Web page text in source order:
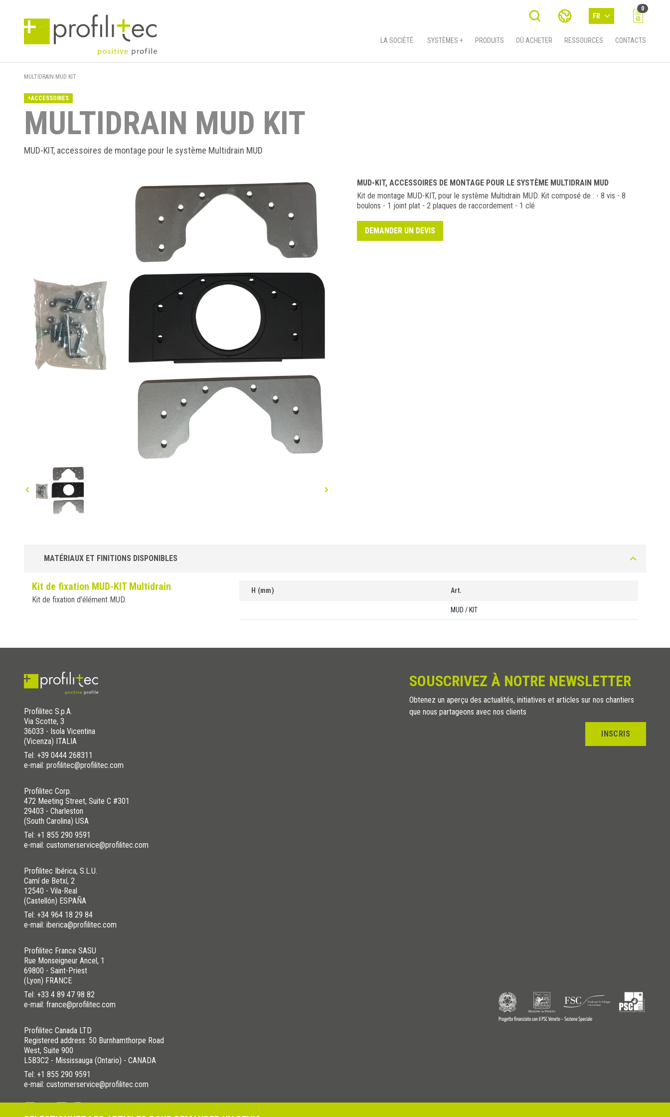
FR
0
LA SOCIÉTÉ SYSTÈMES + PRODUITS OÙ ACHETER RESSOURCES CONTACTS
MULTIDRAIN MUD KIT
+ACCESSOIRES
MULTIDRAIN MUD KIT
MUD-KIT, accessoires de montage pour le système Multidrain MUD
MUD-KIT, ACCESSOIRES DE MONTAGE POUR LE SYSTÈME MULTIDRAIN MUD
Kit de montage MUD-KIT, pour le système Multidrain MUD. Kit composé de : - 8 vis - 8
boulons - 1 joint plat - 2 plaques de raccordement - 1 clé
DEMANDER UN DEVIS
MATÉRIAUX ET FINITIONS DISPONIBLES
Kit de fixation MUD-KIT Multidrain
Kit de fixation d'élément MUD.
H (mm) Art.
MUD / KIT
Profilitec S.p.A.
Via Scotte, 3
36033 - Isola Vicentina
(Vicenza) ITALIA
Tel: +39 0444 268311
e-mail: profilitec@profilitec.com
Profilitec Corp.
472 Meeting Street, Suite C #301
29403 - Charleston
(South Carolina) USA
Tel: +1 855 290 9591
e-mail: customerservice@profilitec.com
Profilitec Ibérica, S.L.U.
Camí de Betxí, 2
12540 - Vila-Real
(Castellón) ESPAÑA
Tel: +34 964 18 29 84
e-mail: iberica@profilitec.com
Profilitec France SASU
Rue Monseigneur Ancel, 1
69800 - Saint-Priest
(Lyon) FRANCE
Tel: +33 4 89 47 98 82
e-mail: france@profilitec.com
Profilitec Canada LTD
Registered address: 50 Burnhamthorpe Road
West, Suite 900
L5B3C2 - Mississauga (Ontario) - CANADA
Tel: +1 855 290 9591
e-mail: customerservice@profilitec.com
SOUSCRIVEZ À NOTRE NEWSLETTER
Obtenez un aperçu des actualités, initiatives et articles sur nos chantiers
que nous partageons avec nos clients
INSCRIS